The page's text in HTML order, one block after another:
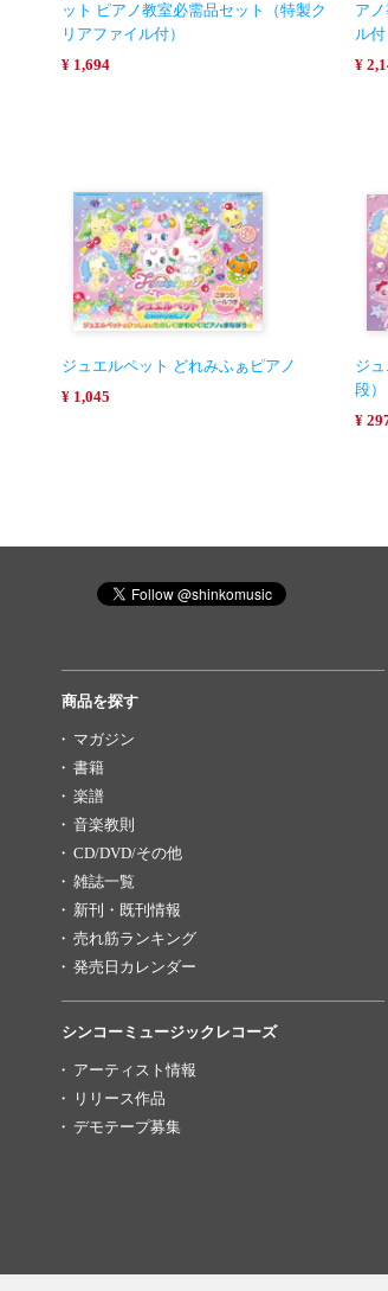
ット ピアノ教室必需品セット（特製ク
リアファイル付）
¥ 1,694
ア
ル付
¥
ジュエルペット どれみふぁピアノ
¥ 1,045
ジ
段）
¥
商品を探す
マガジン
書籍
楽譜
音楽教則
CD/DVD/その他
雑誌一覧
新刊・既刊情報
売れ筋ランキング
発売日カレンダー
シンコーミュージックレコーズ
アーティスト情報
リリース作品
デモテープ募集